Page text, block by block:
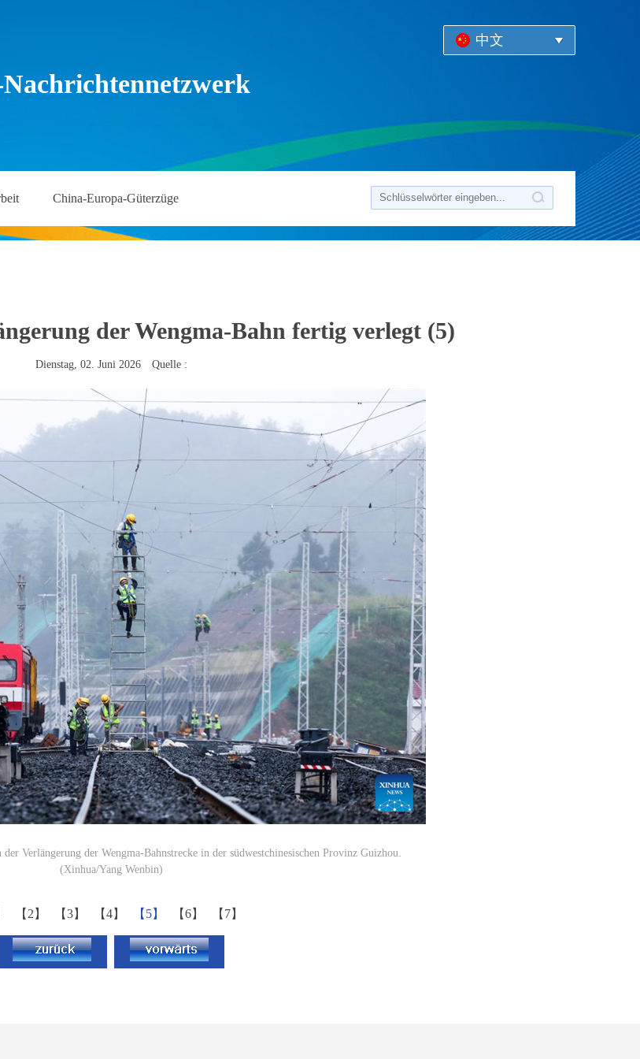
中文
China-Europa-Güterzüge
der Wengma-Bahn fertig verlegt (5)
Dienstag, 02. Juni 2026 Quelle :
Verlängerung der Wengma-Bahnstrecke in der südwestchinesischen Provinz Guizhou.
(Xinhua/Yang Wenbin)
【2】 【3】 【4】 【5】 【6】 【7】